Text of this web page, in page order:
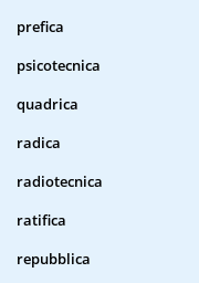
prefica
psicotecnica
quadrica
radica
radiotecnica
ratifica
repubblica